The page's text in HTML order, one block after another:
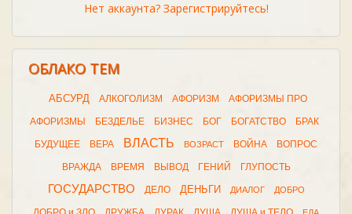
Нет аккаунта? Зарегистрируйтесь!
ОБЛАКО ТЕМ
АБСУРД АЛКОГОЛИЗМ АФОРИЗМ АФОРИЗМЫ ПРО
АФОРИЗМЫ БЕЗДЕЛЬЕ БИЗНЕС БОГ БОГАТСТВО БРАК
БУДУЩЕЕ ВЕРА ВЛАСТЬ ВОЗРАСТ ВОЙНА ВОПРОС
ВРАЖДА ВРЕМЯ ВЫВОД ГЕНИЙ ГЛУПОСТЬ
ГОСУДАРСТВО ДЕЛО ДЕНЬГИ ДИАЛОГ ДОБРО